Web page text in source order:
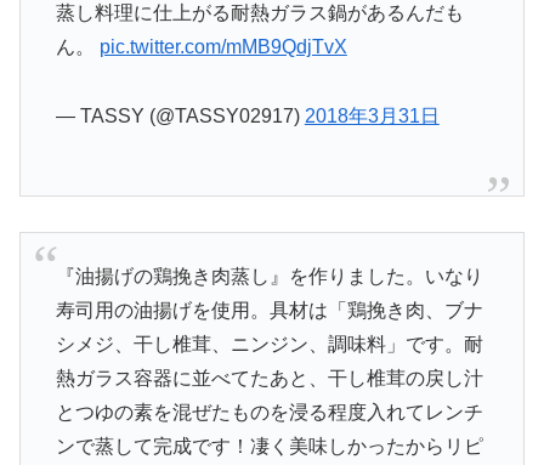
蒸し料理に仕上がる耐熱ガラス鍋があるんだも
ん。 pic.twitter.com/mMB9QdjTvX
— TASSY (@TASSY02917) 2018年3月31日
『油揚げの鶏挽き肉蒸し』を作りました。いなり
寿司用の油揚げを使用。具材は「鶏挽き肉、ブナ
シメジ、干し椎茸、ニンジン、調味料」です。耐
熱ガラス容器に並べてたあと、干し椎茸の戻し汁
とつゆの素を混ぜたものを浸る程度入れてレンチ
ンで蒸して完成です！凄く美味しかったからリピ